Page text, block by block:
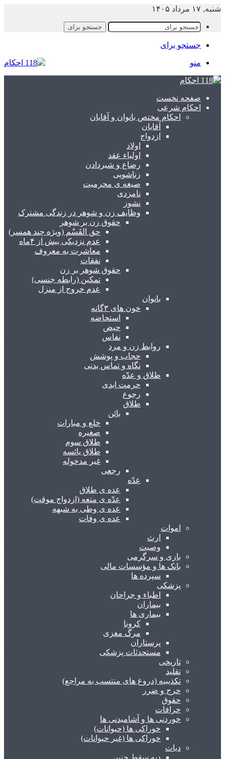
شنبه, ۱۷ مرداد ۱۴۰۵
جستجو برای
جستجو برای
منو
صفحه نخست
احکام شرعی
احکام مختص بانوان و آقایان
آقایان
ازدواج
اولاد
اولیاء عقد
رضاع و شیردادن
زناشویی
صیغه ی محرمیت
نامزدی
نشوز
وظایف زن و شوهر در زندگی مشترک
حقوق زن بر شوهر
حق القَسْم (ویژه چند همسر)
عدم نزدیکی بیش از ۴ماه
معاشرت به معروف
نفقات
حقوق شوهر بر زن
تمکین (رابطه جنسی)
عدم خروج از منزل
بانوان
خون های ۳گانه
استحاضه
حیض
نفاس
روابط زن و مرد
حجاب و پوشش
نگاه و تماس بدنی
طلاق و عدّه
حرمت ابدی
رجوع
طلاق
بائن
خلع و مبارات
صغیره
طلاق سوم
طلاق یائسه
غیر مدخوله
رجعی
عدّه
عده ی طلاق
عدّه ی متعه (ازدواج موقت)
عده ی وطی به شبهه
عده ی وفات
اموات
ارث
وصیت
بازی و سرگرمی
بانک ها و مؤسسات مالی
سپرده ها
پزشکی
اطباء و جراحان
بیماران
بیماری ها
کرونا
مرگ مغزی
پرستاران
مستحدثات پزشکی
تاریخی
تقلید
تکذیبیه (دروغ های منتسب به مراجع)
حرج و ضرر
حقوق
خرافات
خوردنی ها و آشامیدنی ها
خوراکی ها (حیوانات)
خوراکی ها (غیر حیوانات)
دیات
دیه سقط جنین